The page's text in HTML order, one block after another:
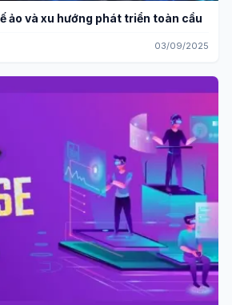
ảo và xu hướng phát triển toàn cầu
03/09/2025